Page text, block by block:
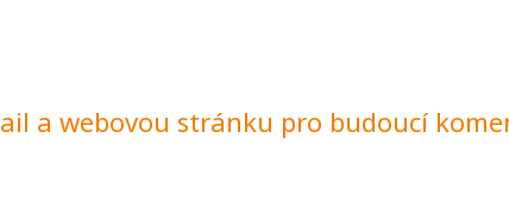
a webovou stránku pro budoucí